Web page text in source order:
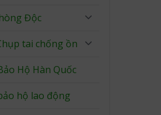
Độc
tai chống ồn
Hộ Hàn Quốc
hộ lao động